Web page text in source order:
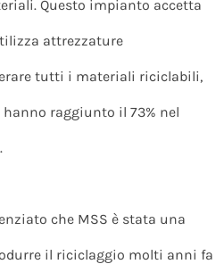
Questo impianto accetta
attrezzature
tutti i materiali riciclabili,
raggiunto il 73% nel
che MSS è stata una
il riciclaggio molti anni fa